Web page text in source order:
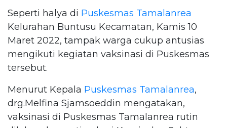
Seperti halya di Puskesmas Tamalanrea
Kelurahan Buntusu Kecamatan, Kamis 10
Maret 2022, tampak warga cukup antusias
mengikuti kegiatan vaksinasi di Puskesmas
tersebut.
Menurut Kepala Puskesmas Tamalanrea,
drg.Melfina Sjamsoeddin mengatakan,
vaksinasi di Puskesmas Tamalanrea rutin